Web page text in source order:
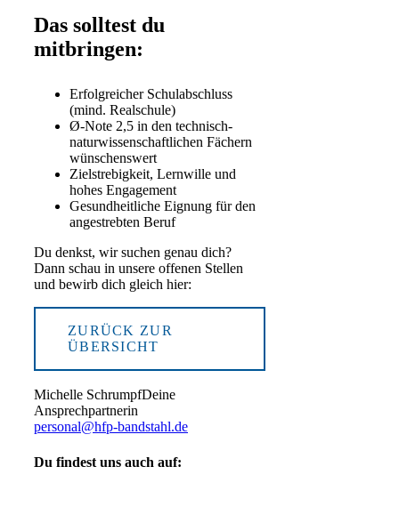
Das solltest du
mitbringen:
Erfolgreicher Schulabschluss
(mind. Realschule)
Ø-Note 2,5 in den technisch-
naturwissenschaftlichen Fächern
wünschenswert
Zielstrebigkeit, Lernwille und
hohes Engagement
Gesundheitliche Eignung für den
angestrebten Beruf
Du denkst, wir suchen genau dich?
Dann schau in unsere offenen Stellen
und bewirb dich gleich hier:
ZURÜCK ZUR
ÜBERSICHT
Michelle SchrumpfDeine
Ansprechpartnerin
personal@hfp-bandstahl.de
Du findest uns auch auf: